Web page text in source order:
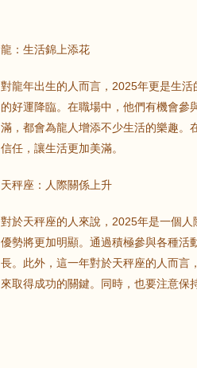
龍：生活錦上添花
對龍年出生的人而言，2025年更是生
的好運降臨。在職場中，他們有機會參
滿，都會為龍人增添不少生活的樂趣。
信任，讓生活更加美滿。
天秤座：人際關係上升
對於天秤座的人來說，2025年是一個
優勢將更加明顯。通過積極參與各種活
長。此外，這一年對於天秤座的人而言
來取得成功的關鍵。同時，也要注意保